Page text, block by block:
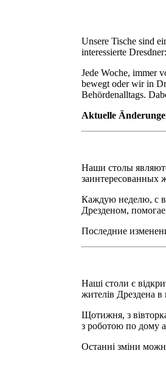
Unsere Tische sind
interessierte
Jede Woche, immer
bewegt oder wir in
Behördenalltags.
Aktuelle
Наши столы
заинтересованных
Каждую неделю, с
Дрезденом,
Последние
Наші столи є
жителів Дрездена в
Щотижня, з
з роботою по дому
Останні зміни